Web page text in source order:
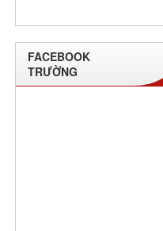
FACEBOOK
TRƯỜNG